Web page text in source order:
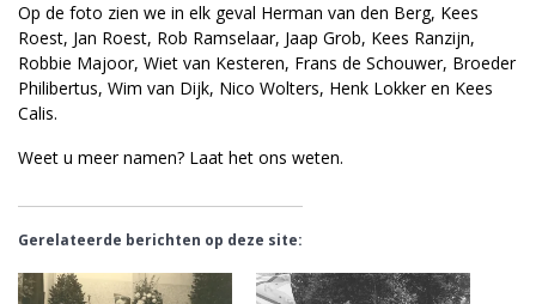
Op de foto zien we in elk geval Herman van den Berg, Kees
Roest, Jan Roest, Rob Ramselaar, Jaap Grob, Kees Ranzijn,
Robbie Majoor, Wiet van Kesteren, Frans de Schouwer, Broeder
Philibertus, Wim van Dijk, Nico Wolters, Henk Lokker en Kees
Calis.
Weet u meer namen? Laat het ons weten.
Gerelateerde berichten op deze site: